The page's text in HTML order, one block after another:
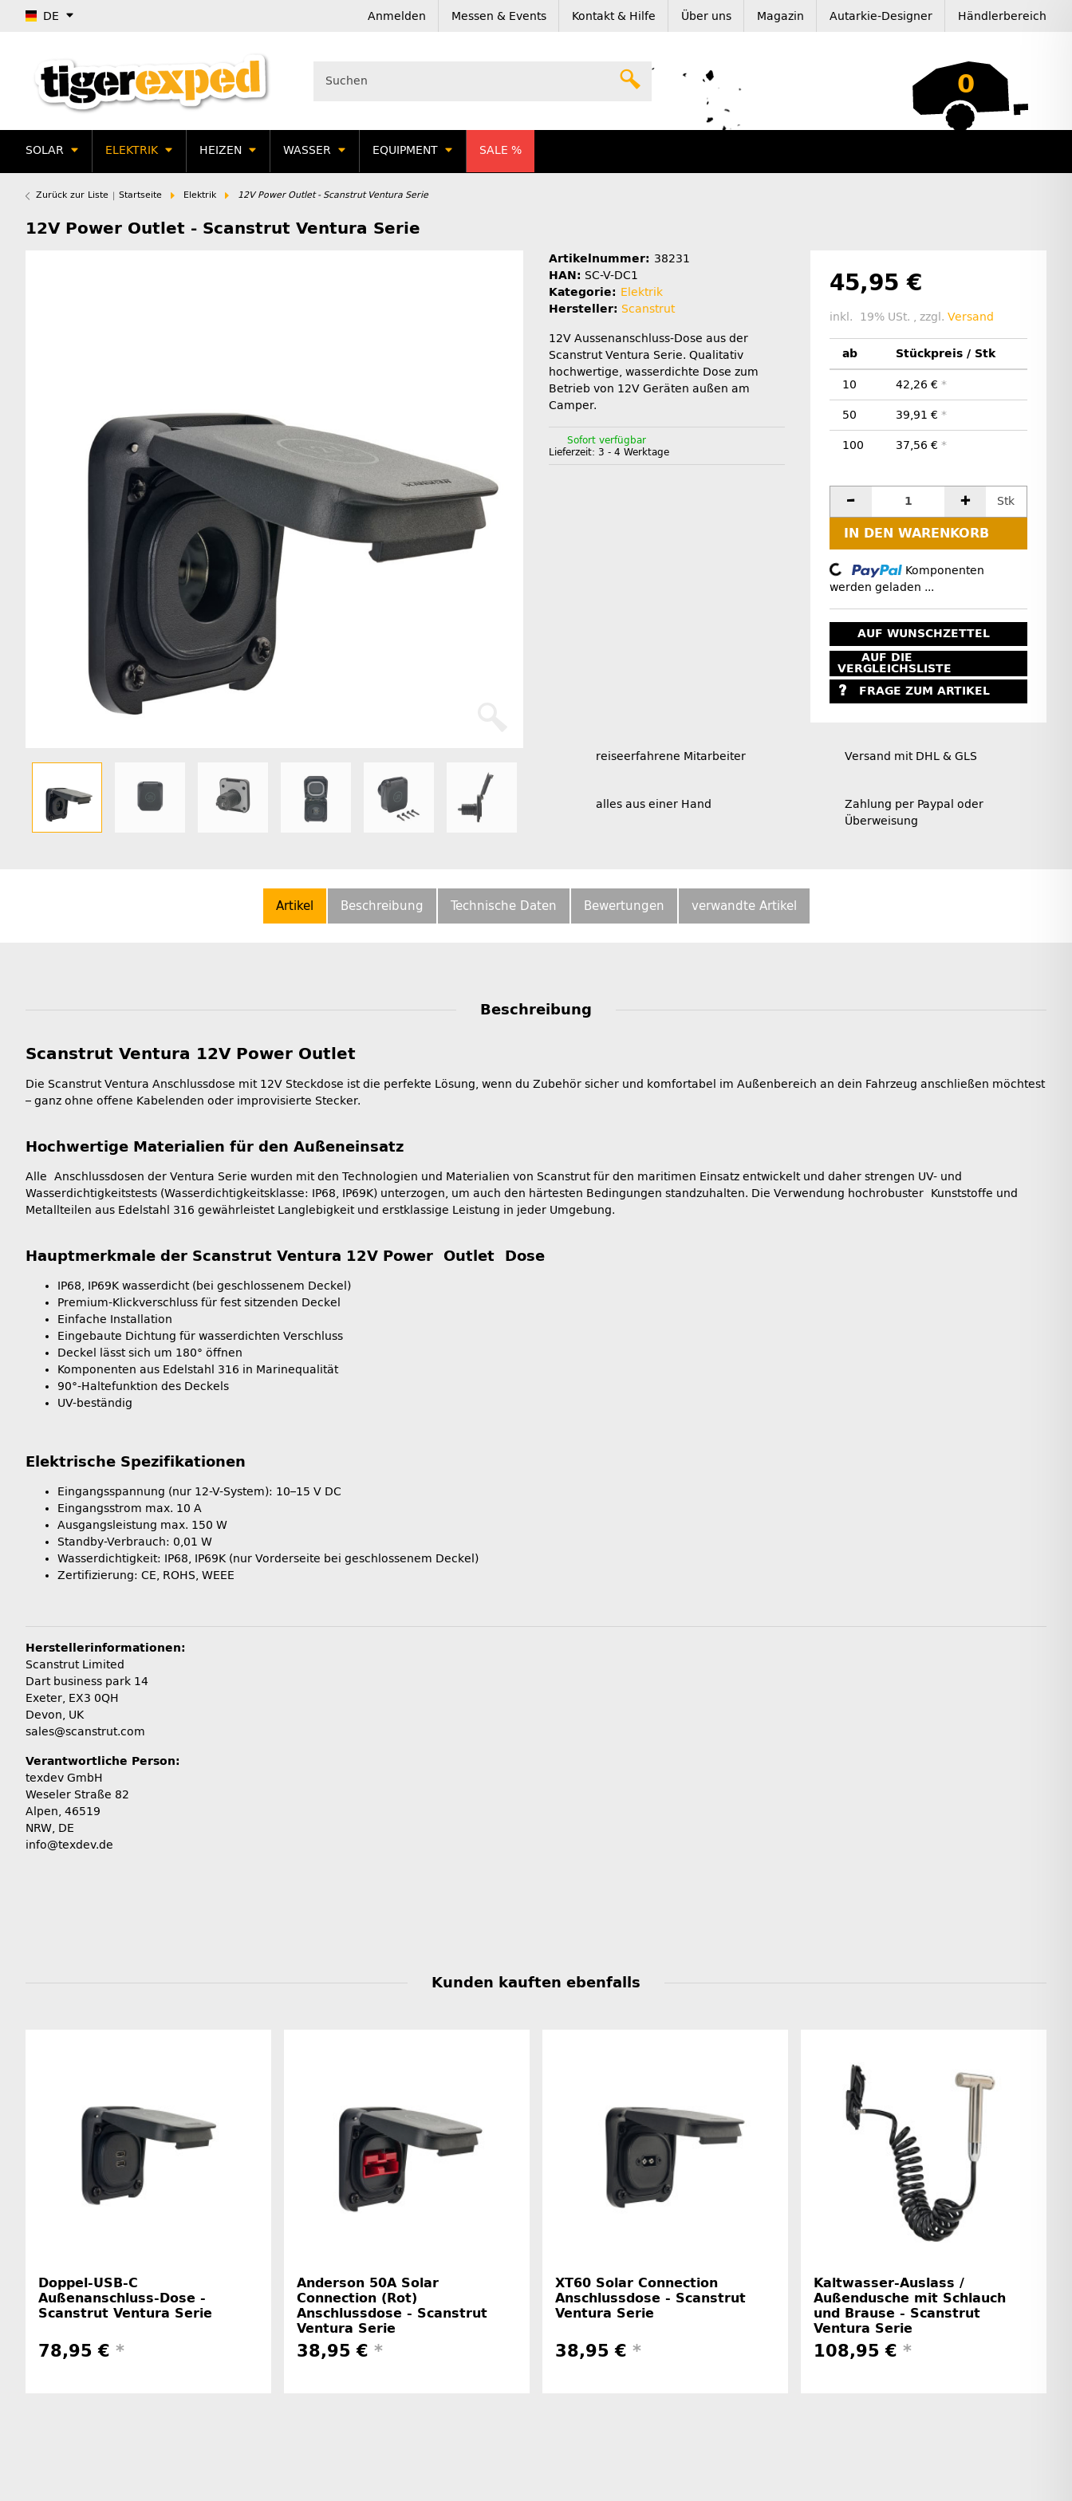
DE Anmelden Messen & Events Kontakt & Hilfe Über uns Magazin Autarkie-Designer Händlerbereich
0
SOLAR ELEKTRIK HEIZEN WASSER EQUIPMENT SALE %
Zurück zur Liste Startseite Elektrik 12V Power Outlet - Scanstrut Ventura Serie
12V Power Outlet - Scanstrut Ventura Serie
Artikelnummer: 38231
HAN: SC-V-DC1
Kategorie: Elektrik
Hersteller: Scanstrut
12V Aussenanschluss-Dose aus der
Scanstrut Ventura Serie. Qualitativ
hochwertige, wasserdichte Dose zum
Betrieb von 12V Geräten außen am
Camper.
Sofort verfügbar
Lieferzeit: 3 - 4 Werktage
45,95 €
inkl. 19% USt. , zzgl. Versand
ab Stückpreis / Stk
10 42,26 € *
50 39,91 € *
100 37,56 € *
Stk
IN DEN WARENKORB
Loading...
Komponenten
werden geladen ...
AUF WUNSCHZETTEL
AUF DIE
VERGLEICHSLISTE
FRAGE ZUM ARTIKEL
reiseerfahrene Mitarbeiter Versand mit DHL & GLS
alles aus einer Hand
Zahlung per Paypal oder
Überweisung
Artikel Beschreibung Technische Daten Bewertungen verwandte Artikel
Beschreibung
Scanstrut Ventura 12V Power Outlet
Die Scanstrut Ventura Anschlussdose mit 12V Steckdose ist die perfekte Lösung, wenn du Zubehör sicher und komfortabel im Außenbereich an dein Fahrzeug anschließen möchtest
– ganz ohne offene Kabelenden oder improvisierte Stecker.
Hochwertige Materialien für den Außeneinsatz
Alle Anschlussdosen der Ventura Serie wurden mit den Technologien und Materialien von Scanstrut für den maritimen Einsatz entwickelt und daher strengen UV- und
Wasserdichtigkeitstests (Wasserdichtigkeitsklasse: IP68, IP69K) unterzogen, um auch den härtesten Bedingungen standzuhalten. Die Verwendung hochrobuster Kunststoffe und
Metallteilen aus Edelstahl 316 gewährleistet Langlebigkeit und erstklassige Leistung in jeder Umgebung.
Hauptmerkmale der Scanstrut Ventura 12V Power Outlet Dose
IP68, IP69K wasserdicht (bei geschlossenem Deckel)
Premium-Klickverschluss für fest sitzenden Deckel
Einfache Installation
Eingebaute Dichtung für wasserdichten Verschluss
Deckel lässt sich um 180° öffnen
Komponenten aus Edelstahl 316 in Marinequalität
90°-Haltefunktion des Deckels
UV-beständig
Elektrische Spezifikationen
Eingangsspannung (nur 12-V-System): 10–15 V DC
Eingangsstrom max. 10 A
Ausgangsleistung max. 150 W
Standby-Verbrauch: 0,01 W
Wasserdichtigkeit: IP68, IP69K (nur Vorderseite bei geschlossenem Deckel)
Zertifizierung: CE, ROHS, WEEE
Herstellerinformationen:
Scanstrut Limited
Dart business park 14
Exeter, EX3 0QH
Devon, UK
sales@scanstrut.com
Verantwortliche Person:
texdev GmbH
Weseler Straße 82
Alpen, 46519
NRW, DE
info@texdev.de
Kunden kauften ebenfalls
Doppel-USB-C
Außenanschluss-Dose -
Scanstrut Ventura Serie
78,95 € *
Anderson 50A Solar
Connection (Rot)
Anschlussdose - Scanstrut
Ventura Serie
38,95 € *
XT60 Solar Connection
Anschlussdose - Scanstrut
Ventura Serie
38,95 € *
Kaltwasser-Auslass /
Außendusche mit Schlauch
und Brause - Scanstrut
Ventura Serie
108,95 € *